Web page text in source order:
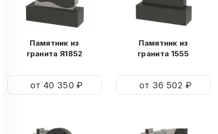
Памятник из
гранита Я1852
от 40 350 ₽
Памятник из
гранита 1555
от 36 502 ₽